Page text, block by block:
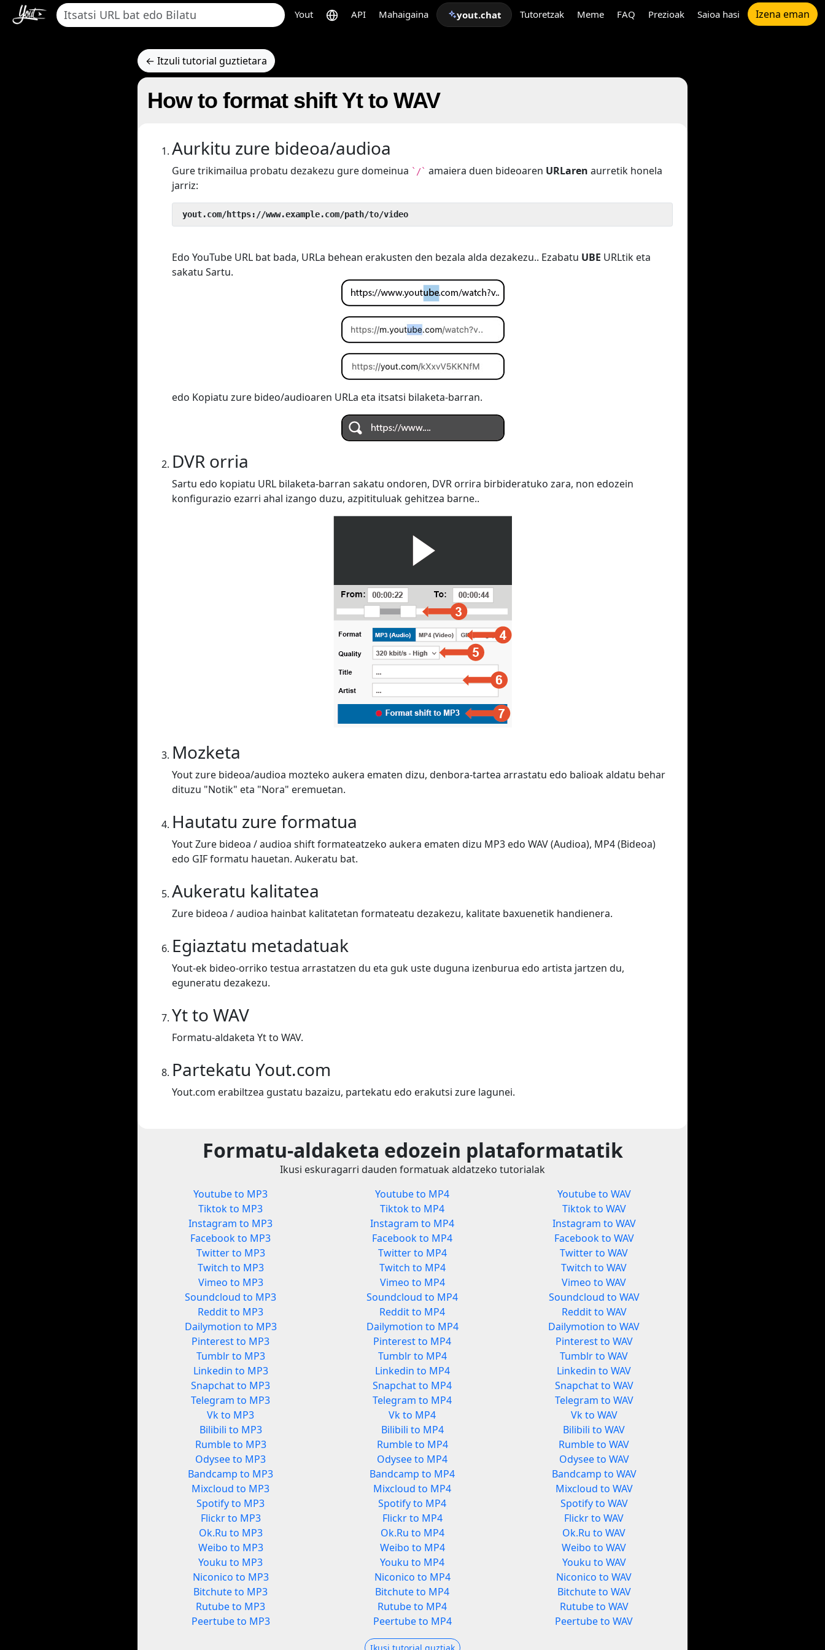
Yout API Mahaigaina yout.chat Tutoretzak Meme FAQ Prezioak Saioa hasi Izena eman
← Itzuli tutorial guztietara
How to format shift Yt to WAV
Aurkitu zure bideoa/audioa
Gure trikimailua probatu dezakezu gure domeinua `/` amaiera duen bideoaren URLaren aurretik honela
jarriz:
yout.com/https://www.example.com/path/to/video
Edo YouTube URL bat bada, URLa behean erakusten den bezala alda dezakezu.. Ezabatu UBE URLtik eta
sakatu Sartu.
edo Kopiatu zure bideo/audioaren URLa eta itsatsi bilaketa-barran.
DVR orria
Sartu edo kopiatu URL bilaketa-barran sakatu ondoren, DVR orrira birbideratuko zara, non edozein
konfigurazio ezarri ahal izango duzu, azpitituluak gehitzea barne..
Mozketa
Yout zure bideoa/audioa mozteko aukera ematen dizu, denbora-tartea arrastatu edo balioak aldatu behar
dituzu "Notik" eta "Nora" eremuetan.
Hautatu zure formatua
Yout Zure bideoa / audioa shift formateatzeko aukera ematen dizu MP3 edo WAV (Audioa), MP4 (Bideoa)
edo GIF formatu hauetan. Aukeratu bat.
Aukeratu kalitatea
Zure bideoa / audioa hainbat kalitatetan formateatu dezakezu, kalitate baxuenetik handienera.
Egiaztatu metadatuak
Yout-ek bideo-orriko testua arrastatzen du eta guk uste duguna izenburua edo artista jartzen du,
eguneratu dezakezu.
Yt to WAV
Formatu-aldaketa Yt to WAV.
Partekatu Yout.com
Yout.com erabiltzea gustatu bazaizu, partekatu edo erakutsi zure lagunei.
Formatu-aldaketa edozein plataformatatik
Ikusi eskuragarri dauden formatuak aldatzeko tutorialak
Youtube to MP3
Tiktok to MP3
Instagram to MP3
Facebook to MP3
Twitter to MP3
Twitch to MP3
Vimeo to MP3
Soundcloud to MP3
Reddit to MP3
Dailymotion to MP3
Pinterest to MP3
Tumblr to MP3
Linkedin to MP3
Snapchat to MP3
Telegram to MP3
Vk to MP3
Bilibili to MP3
Rumble to MP3
Odysee to MP3
Bandcamp to MP3
Mixcloud to MP3
Spotify to MP3
Flickr to MP3
Ok.Ru to MP3
Weibo to MP3
Youku to MP3
Niconico to MP3
Bitchute to MP3
Rutube to MP3
Peertube to MP3
Youtube to MP4
Tiktok to MP4
Instagram to MP4
Facebook to MP4
Twitter to MP4
Twitch to MP4
Vimeo to MP4
Soundcloud to MP4
Reddit to MP4
Dailymotion to MP4
Pinterest to MP4
Tumblr to MP4
Linkedin to MP4
Snapchat to MP4
Telegram to MP4
Vk to MP4
Bilibili to MP4
Rumble to MP4
Odysee to MP4
Bandcamp to MP4
Mixcloud to MP4
Spotify to MP4
Flickr to MP4
Ok.Ru to MP4
Weibo to MP4
Youku to MP4
Niconico to MP4
Bitchute to MP4
Rutube to MP4
Peertube to MP4
Youtube to WAV
Tiktok to WAV
Instagram to WAV
Facebook to WAV
Twitter to WAV
Twitch to WAV
Vimeo to WAV
Soundcloud to WAV
Reddit to WAV
Dailymotion to WAV
Pinterest to WAV
Tumblr to WAV
Linkedin to WAV
Snapchat to WAV
Telegram to WAV
Vk to WAV
Bilibili to WAV
Rumble to WAV
Odysee to WAV
Bandcamp to WAV
Mixcloud to WAV
Spotify to WAV
Flickr to WAV
Ok.Ru to WAV
Weibo to WAV
Youku to WAV
Niconico to WAV
Bitchute to WAV
Rutube to WAV
Peertube to WAV